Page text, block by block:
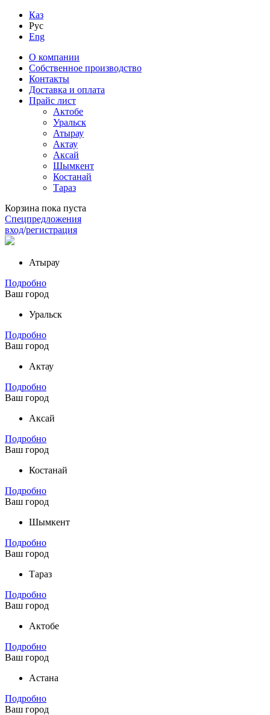
Каз
Рус
Eng
О компании
Собственное производство
Контакты
Доставка и оплата
Прайс лист
Актобе
Уральск
Атырау
Актау
Аксай
Шымкент
Костанай
Тараз
Корзина пока пуста
Спецпредложения
вход/регистрация
Атырау
Подробно
Ваш город
Уральск
Подробно
Ваш город
Актау
Подробно
Ваш город
Аксай
Подробно
Ваш город
Костанай
Подробно
Ваш город
Шымкент
Подробно
Ваш город
Тараз
Подробно
Ваш город
Актобе
Подробно
Ваш город
Астана
Подробно
Ваш город